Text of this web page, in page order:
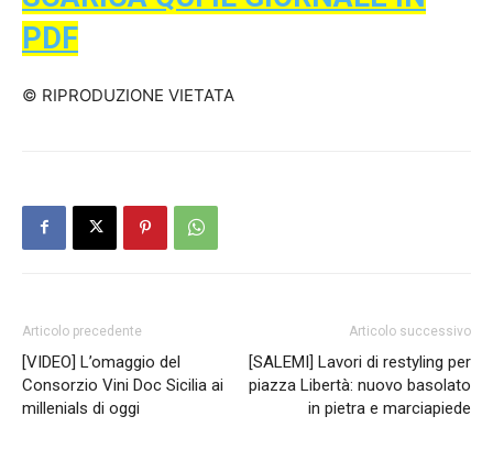
PDF
© RIPRODUZIONE VIETATA
Articolo precedente
[VIDEO] L’omaggio del
Consorzio Vini Doc Sicilia ai
millenials di oggi
Articolo successivo
[SALEMI] Lavori di restyling per
piazza Libertà: nuovo basolato
in pietra e marciapiede